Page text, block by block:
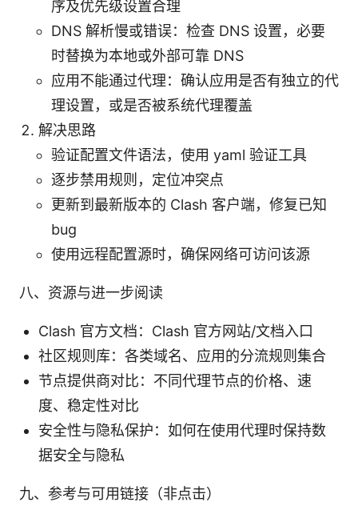
序及优先级设置合理
DNS 解析慢或错误：检查 DNS 设置，必要
时替换为本地或外部可靠 DNS
应用不能通过代理：确认应用是否有独立的代
理设置，或是否被系统代理覆盖
解决思路
验证配置文件语法，使用 yaml 验证工具
逐步禁用规则，定位冲突点
更新到最新版本的 Clash 客户端，修复已知
bug
使用远程配置源时，确保网络可访问该源
八、资源与进一步阅读
Clash 官方文档：Clash 官方网站/文档入口
社区规则库：各类域名、应用的分流规则集合
节点提供商对比：不同代理节点的价格、速
度、稳定性对比
安全性与隐私保护：如何在使用代理时保持数
据安全与隐私
九、参考与可用链接（非点击）